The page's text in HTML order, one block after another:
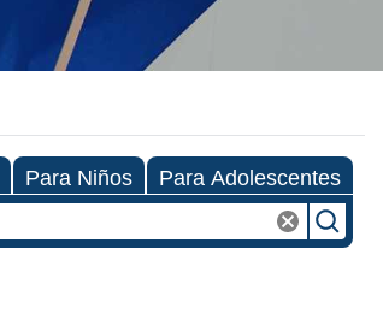
Para Niños Para Adolescentes